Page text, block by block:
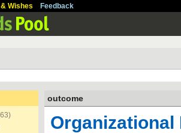
& Wishes Feedback
outcome
Organizational